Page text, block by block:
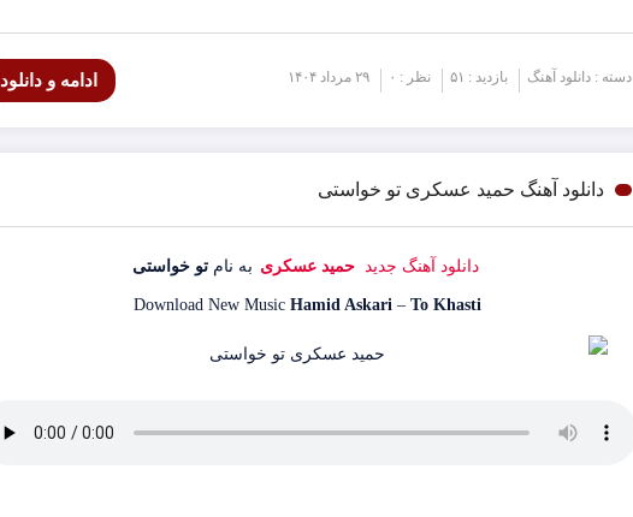
دسته : دانلود آهنگ بازدید : ۵۱ نظر : ۰ ۲۹ مرداد ۱۴۰۴ ادامه و دانلود
دانلود آهنگ حمید عسکری تو خواستی
دانلود آهنگ جدید حمید عسکری به نام تو خواستی
Download New Music Hamid Askari– To Khasti